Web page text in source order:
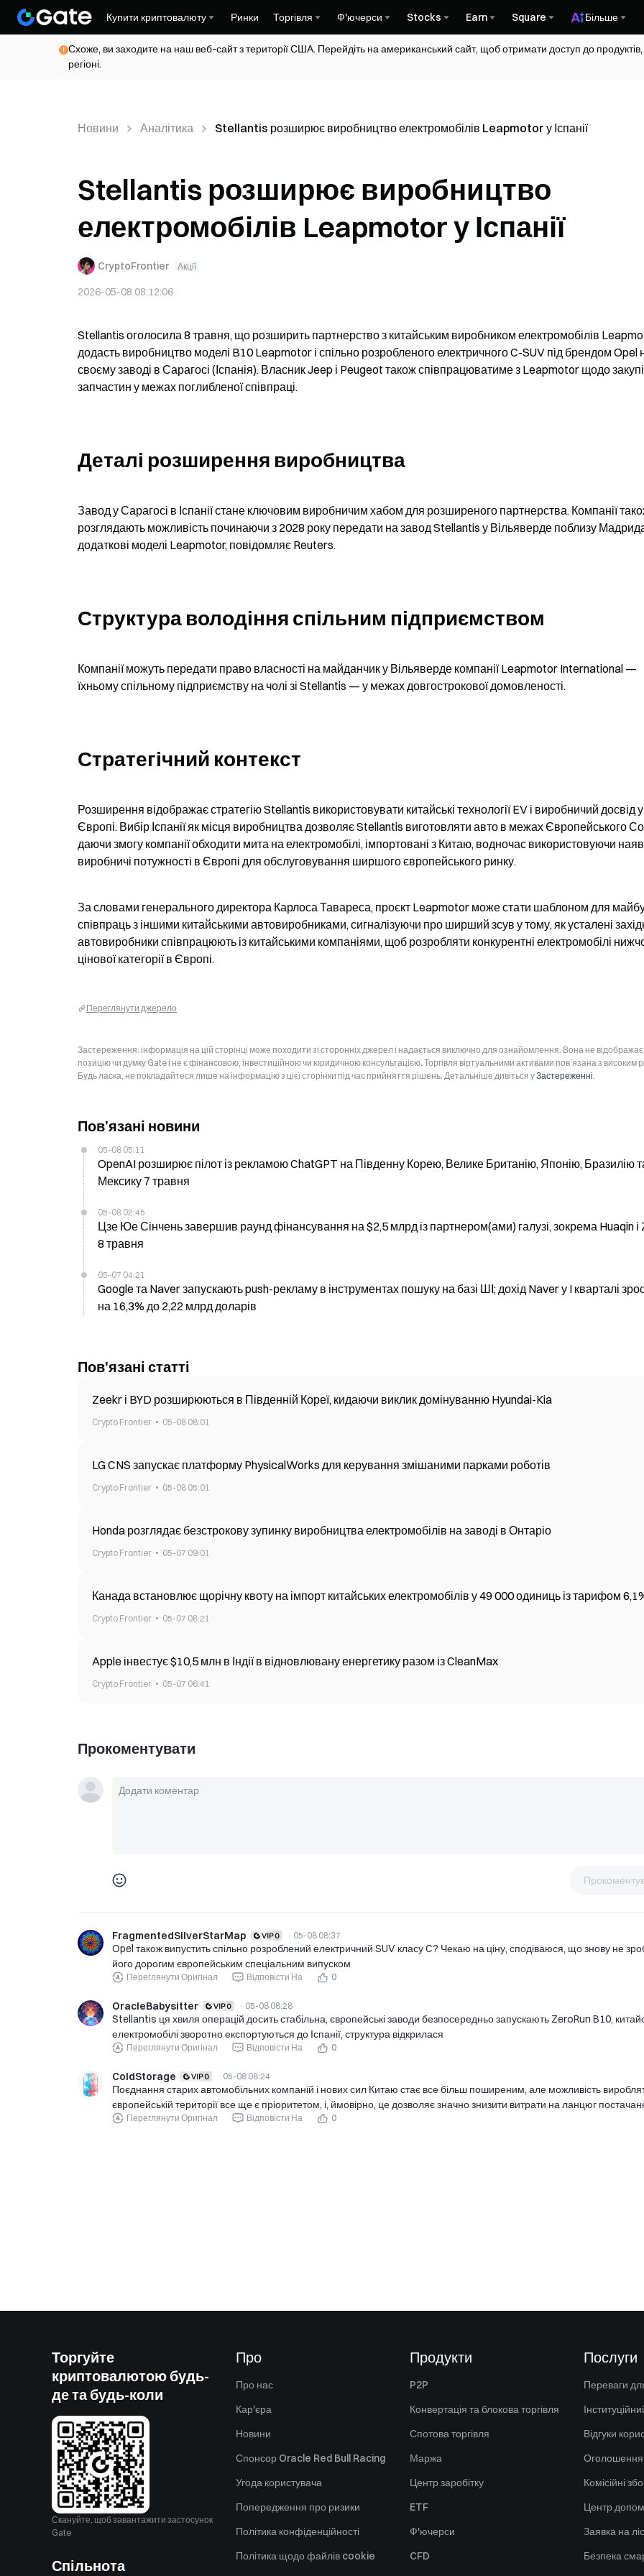
Купити криптовалюту Ринки Торгівля Ф'ючерси Stocks Earn Square Більше
Схоже, ви заходите на наш веб-сайт з території США. Перейдіть на американський сайт, щоб отримати доступ до
регіоні.
Новини Аналітика Stellantis розширює виробництво електромобілів Leapmotor у Іспанії
Stellantis розширює виробництво
електромобілів Leapmotor у Іспанії
CryptoFrontier Акції
2026-05-08 08:12:06
Stellantis оголосила 8 травня, що розширить партнерство з китайським виробником електромобілів
додасть виробництво моделі B10 Leapmotor і спільно розробленого електричного C-SUV під брендом Opel
своєму заводі в Сарагосі (Іспанія). Власник Jeep і Peugeot також співпрацюватиме з Leapmotor щодо
запчастин у межах поглибленої співпраці.
Деталі розширення виробництва
Завод у Сарагосі в Іспанії стане ключовим виробничим хабом для розширеного партнерства. Компанії
розглядають можливість починаючи з 2028 року передати на завод Stellantis у Вільяверде поблизу
додаткові моделі Leapmotor, повідомляє Reuters.
Структура володіння спільним підприємством
Компанії можуть передати право власності на майданчик у Вільяверде компанії Leapmotor International —
їхньому спільному підприємству на чолі зі Stellantis — у межах довгострокової домовленості.
Стратегічний контекст
Розширення відображає стратегію Stellantis використовувати китайські технології EV і виробничий досвід у
Європі. Вибір Іспанії як місця виробництва дозволяє Stellantis виготовляти авто в межах Європейського
даючи змогу компанії обходити мита на електромобілі, імпортовані з Китаю, водночас використовуючи
виробничі потужності в Європі для обслуговування ширшого європейського ринку.
За словами генерального директора Карлоса Тавареса, проєкт Leapmotor може стати шаблоном для
співпраць з іншими китайськими автовиробниками, сигналізуючи про ширший зсув у тому, як усталені
автовиробники співпрацюють із китайськими компаніями, щоб розробляти конкурентні електромобілі
цінової категорії в Європі.
Переглянути джерело
Застереження: інформація на цій сторінці може походити зі сторонніх джерел і надається виключно для ознайомлення. Вона не відображає
позицію чи думку Gate і не є фінансовою, інвестиційною чи юридичною консультацією. Торгівля віртуальними активами пов’язана з високим
Будь ласка, не покладайтеся лише на інформацію з цієї сторінки під час прийняття рішень. Детальніше дивіться уЗастереженні.
Пов’язані новини
05-08 05:11
OpenAI розширює пілот із рекламою ChatGPT на Південну Корею, Велике Британію, Японію, Бразилію
Мексику 7 травня
05-08 02:45
Цзе Юе Сінчень завершив раунд фінансування на $2,5 млрд із партнером(ами) галузі, зокрема Huaqin і
8 травня
05-07 04:21
Google та Naver запускають push-рекламу в інструментах пошуку на базі ШІ; дохід Naver у I кварталі
на 16,3% до 2,22 млрд доларів
Пов'язані статті
Zeekr і BYD розширюються в Південній Кореї, кидаючи виклик домінуванню Hyundai-Kia
Crypto Frontier 05-08 08:01
LG CNS запускає платформу PhysicalWorks для керування змішаними парками роботів
Crypto Frontier 05-08 05:01
Honda розглядає безстрокову зупинку виробництва електромобілів на заводі в Онтаріо
Crypto Frontier 05-07 09:01
Канада встановлює щорічну квоту на імпорт китайських електромобілів у 49 000 одиниць із тарифом
Crypto Frontier 05-07 08:21
Apple інвестує $10,5 млн в Індії в відновлювану енергетику разом із CleanMax
Crypto Frontier 05-07 06:41
Прокоментувати
FragmentedSilverStarMap · 05-08 08:37
Opel також випустить спільно розроблений електричний SUV класу C? Чекаю на ціну, сподіваюся, що знову не
його дорогим європейським спеціальним випуском
Переглянути Оригінал Відповісти На 0
OracleBabysitter · 05-08 08:28
Stellantis ця хвиля операцій досить стабільна, європейські заводи безпосередньо запускають ZeroRun B10,
електромобілі зворотно експортуються до Іспанії, структура відкрилася
Переглянути Оригінал Відповісти На 0
ColdStorage · 05-08 08:24
Поєднання старих автомобільних компаній і нових сил Китаю стає все більш поширеним, але можливість
європейській території все ще є пріоритетом, і, ймовірно, це дозволяє значно знизити витрати на ланцюг
Переглянути Оригінал Відповісти На 0
Торгуйте
криптовалютою будь-
де та будь-коли
Скануйте, щоб завантажити застосунок
Gate
Спільнота
Про
Про нас
Кар'єра
Новини
Спонсор Oracle Red Bull Racing
Угода користувача
Попередження про ризики
Політика конфіденційності
Політика щодо файлів cookie
Продукти
P2P
Конвертація та блокова торгівля
Спотова торгівля
Маржа
Центр заробітку
ETF
Ф'ючерси
CFD
Послуги
Переваги
Відгуки
Оголошення
Комісійні
Центр
Заявка на
Безпека